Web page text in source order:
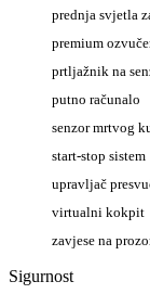
prednja svjetla
premium
prtljažnik na
putno računalo
senzor mrtvog
start-stop sistem
upravljač
virtualni kokpit
zavjese na
Sigurnost